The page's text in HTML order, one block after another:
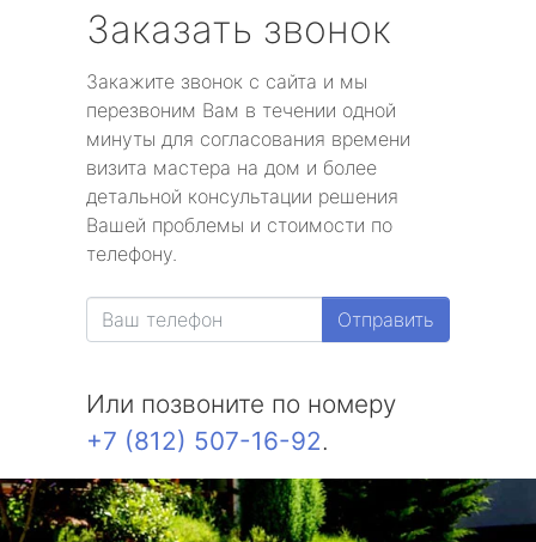
Заказать звонок
Закажите звонок с сайта и мы
перезвоним Вам в течении одной
минуты для согласования времени
визита мастера на дом и более
детальной консультации решения
Вашей проблемы и стоимости по
телефону.
Отправить
Или позвоните по номеру
+7 (812) 507-16-92.